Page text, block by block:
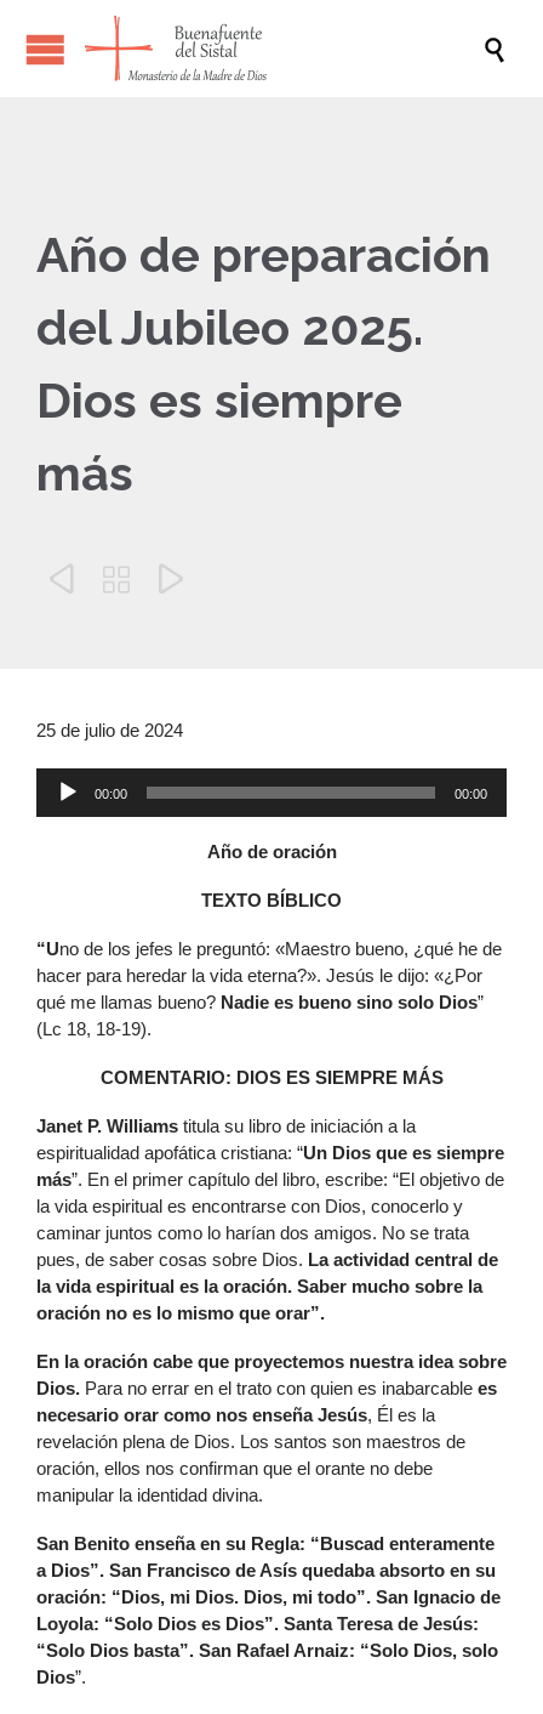

Año de preparación
del Jubileo 2025.
Dios es siempre
más
  
25 de julio de 2024
00:00 00:00
Año de oración
TEXTO BÍBLICO
“Uno de los jefes le preguntó: «Maestro bueno, ¿qué he de
hacer para heredar la vida eterna?». Jesús le dijo: «¿Por
qué me llamas bueno? Nadie es bueno sino solo Dios”
(Lc 18, 18-19).
COMENTARIO: DIOS ES SIEMPRE MÁS
Janet P. Williams titula su libro de iniciación a la
espiritualidad apofática cristiana: “Un Dios que es siempre
más”. En el primer capítulo del libro, escribe: “El objetivo de
la vida espiritual es encontrarse con Dios, conocerlo y
caminar juntos como lo harían dos amigos. No se trata
pues, de saber cosas sobre Dios. La actividad central de
la vida espiritual es la oración. Saber mucho sobre la
oración no es lo mismo que orar”.
En la oración cabe que proyectemos nuestra idea sobre
Dios. Para no errar en el trato con quien es inabarcable es
necesario orar como nos enseña Jesús, Él es la
revelación plena de Dios. Los santos son maestros de
oración, ellos nos confirman que el orante no debe
manipular la identidad divina.
San Benito enseña en su Regla: “Buscad enteramente
a Dios”. San Francisco de Asís quedaba absorto en su
oración: “Dios, mi Dios. Dios, mi todo”. San Ignacio de
Loyola: “Solo Dios es Dios”. Santa Teresa de Jesús:
“Solo Dios basta”. San Rafael Arnaiz: “Solo Dios, solo
Dios”.